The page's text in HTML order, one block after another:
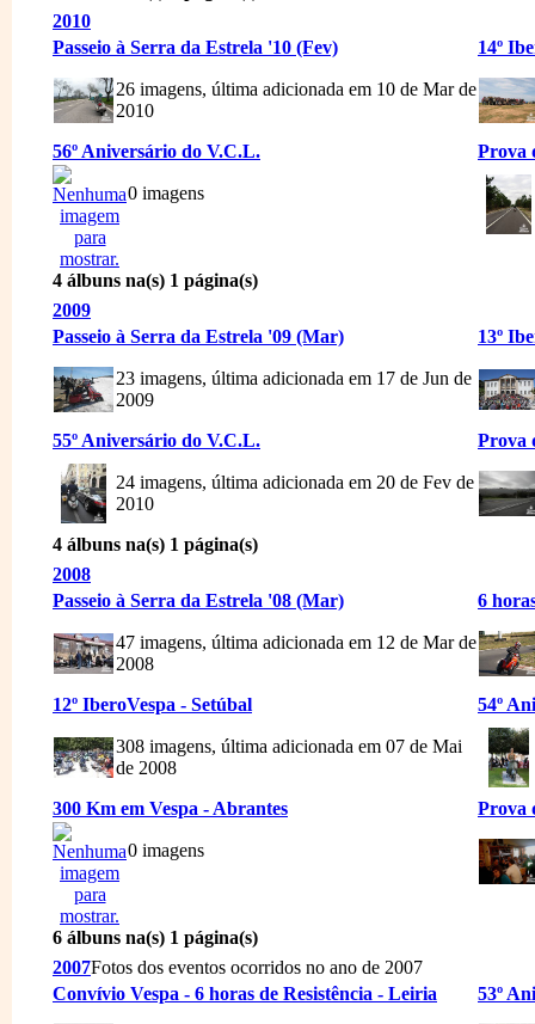
2010
Passeio à Serra da Estrela '10 (Fev)
26 imagens, última adicionada em 10 de Mar de
2010
14º
56º Aniversário do V.C.L.
0 imagens
Prova
4 álbuns na(s) 1 página(s)
2009
Passeio à Serra da Estrela '09 (Mar)
23 imagens, última adicionada em 17 de Jun de
2009
13º
55º Aniversário do V.C.L.
24 imagens, última adicionada em 20 de Fev de
2010
Prova
4 álbuns na(s) 1 página(s)
2008
Passeio à Serra da Estrela '08 (Mar)
47 imagens, última adicionada em 12 de Mar de
2008
6
12º IberoVespa - Setúbal
308 imagens, última adicionada em 07 de Mai
de 2008
54º
300 Km em Vespa - Abrantes
0 imagens
Prova
6 álbuns na(s) 1 página(s)
2007Fotos dos eventos ocorridos no ano de 2007
Convívio Vespa - 6 horas de Resistência - Leiria
53º